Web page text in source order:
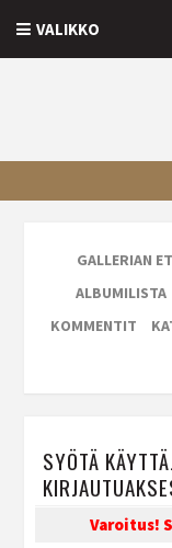
VALIKKO
GALLERIAN
ALBUMILISTA
KOMMENTIT
SYÖTÄ
Varoitus!